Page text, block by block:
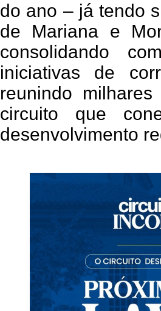
do ano – já tendo
de Mariana e
consolidando
iniciativas de
reunindo
circuito que
desenvolvimento